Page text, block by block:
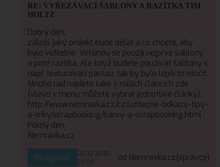
RE: VYŘEZÁVACÍ ŠABLONY A RAZÍTKA TIM
HOLTZ
Dobrý den,
záleží, jaký projekt bude dělat a co chcete, aby
bylo viditelné. Většinou se použijí nejprve šablony
a poté razítka. Ale když budete používat šablony s
např. texturovací pastou, tak by bylo lepší to otočit.
Mnoho rad najdete také v našich článcích zde
(vlevo v menu můžete vybrat jednotlivé články):
http://www.nemravka.cz/cz/uzitecne-odkazy-tipy-
a-triky/scrapbooking/barvy-a-scrapbooking.html
Pěkný den,
Nemravka.cz
Reagovat
20.12.2016
19:09
od Nemravka.cz(správce)